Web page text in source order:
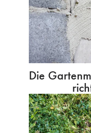
Die